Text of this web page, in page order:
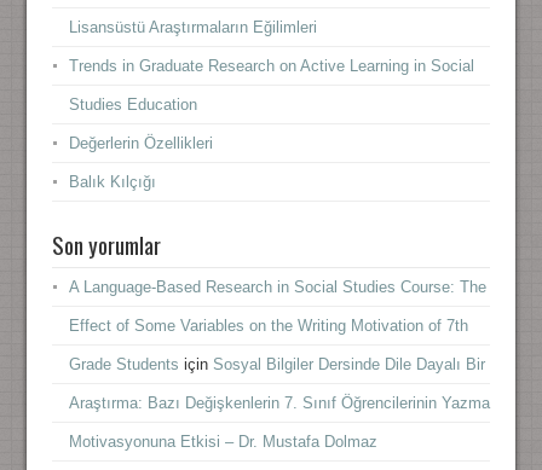
Lisansüstü Araştırmaların Eğilimleri
Trends in Graduate Research on Active Learning in Social
Studies Education
Değerlerin Özellikleri
Balık Kılçığı
Son yorumlar
A Language-Based Research in Social Studies Course: The
Effect of Some Variables on the Writing Motivation of 7th
Grade Students için Sosyal Bilgiler Dersinde Dile Dayalı Bir
Araştırma: Bazı Değişkenlerin 7. Sınıf Öğrencilerinin Yazma
Motivasyonuna Etkisi – Dr. Mustafa Dolmaz